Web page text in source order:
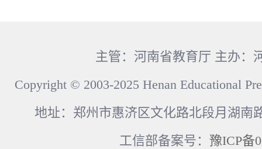
主管：河南省教育厅 主办：
Copyright © 2003-2025 Henan Educational
地址：郑州市惠济区文化路北段月湖南
工信部备案号： 豫ICP备